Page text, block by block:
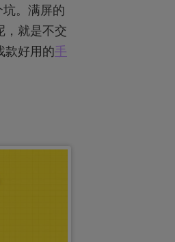
。满屏的
，就是不交
款好用的手